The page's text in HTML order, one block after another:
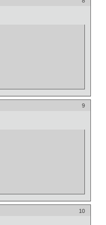
9
10